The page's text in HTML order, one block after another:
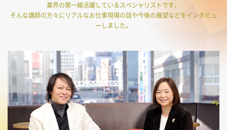
業界の第一線活躍しているスペシャリストです。
そんな講師の方々にリアルなお仕事現場の話や今後の展望などをインタビュ
ーしました。